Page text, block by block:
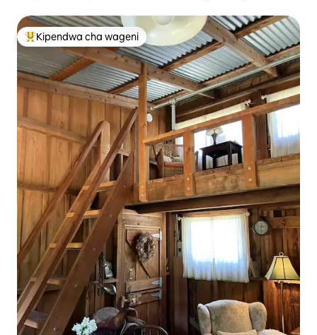
Kipendwa maarufu cha wageni
Kipendwa cha wageni